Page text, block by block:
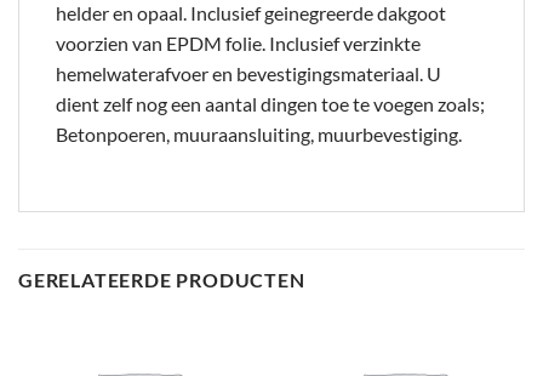
helder en opaal. Inclusief geinegreerde dakgoot
voorzien van EPDM folie. Inclusief verzinkte
hemelwaterafvoer en bevestigingsmateriaal. U
dient zelf nog een aantal dingen toe te voegen zoals;
Betonpoeren, muuraansluiting, muurbevestiging.
GERELATEERDE PRODUCTEN